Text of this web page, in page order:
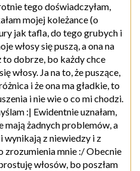
tego doświadczyłam,
mojej koleżance (o
jak tafla, do tego grubych i
włosy się puszą, a ona na
to dobrze, bo każdy chce
włosy. Ja na to, że puszące,
i że ona ma gładkie, to
i nie wie o co mi chodzi.
:| Ewidentnie uznałam,
mają żadnych problemów, a
wynikają z niewiedzy i z
zrozumienia mnie :/ Obecnie
włosów, bo poszłam